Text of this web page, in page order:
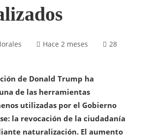
Hace 2 meses 28
de Donald Trump ha
de las herramientas
utilizadas por el Gobierno
la revocación de la ciudadanía
naturalización. El aumento